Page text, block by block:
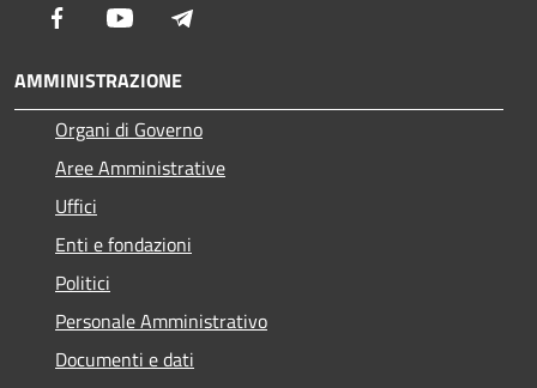
Facebook Youtube
AMMINISTRAZIONE
Organi di Governo
Aree Amministrative
Uffici
Enti e fondazioni
Politici
Personale Amministrativo
Documenti e dati